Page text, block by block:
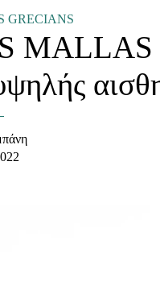
GRECIANS
MALLAS